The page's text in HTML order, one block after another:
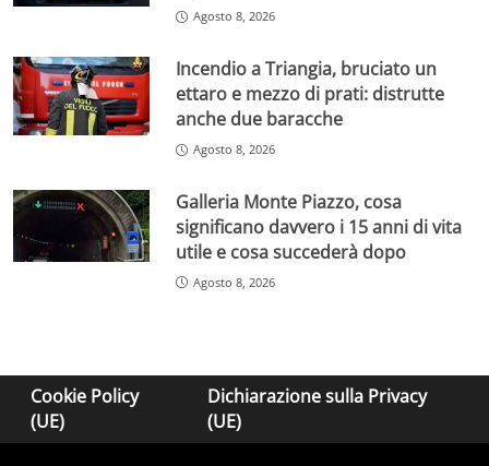
Agosto 8, 2026
Incendio a Triangia, bruciato un
ettaro e mezzo di prati: distrutte
anche due baracche
Agosto 8, 2026
Galleria Monte Piazzo, cosa
significano davvero i 15 anni di vita
utile e cosa succederà dopo
Agosto 8, 2026
Cookie Policy
(UE)
Dichiarazione sulla Privacy
(UE)